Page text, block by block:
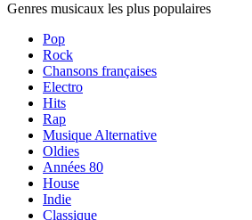
Genres musicaux les plus populaires
Pop
Rock
Chansons françaises
Electro
Hits
Rap
Musique Alternative
Oldies
Années 80
House
Indie
Classique